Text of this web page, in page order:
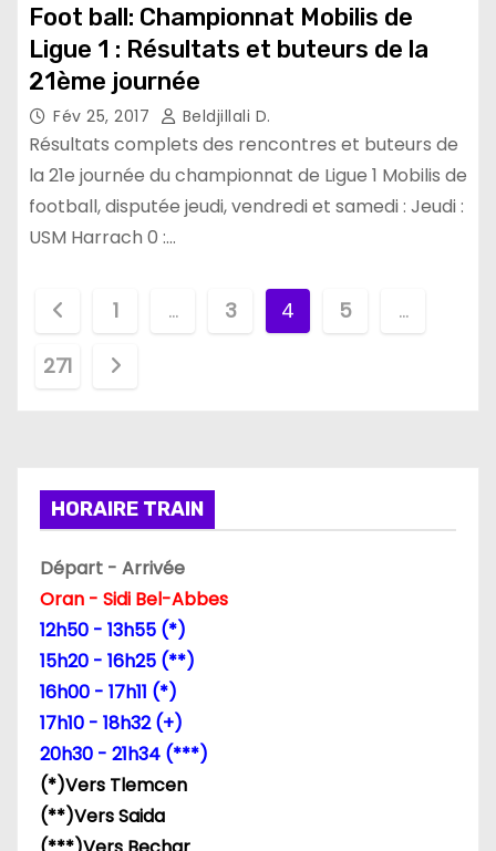
Foot ball: Championnat Mobilis de
Ligue 1 : Résultats et buteurs de la
21ème journée
Fév 25, 2017 Beldjillali D.
Résultats complets des rencontres et buteurs de
la 21e journée du championnat de Ligue 1 Mobilis de
football, disputée jeudi, vendredi et samedi : Jeudi :
USM Harrach 0 :…
a
g
n
a
t
o
n
d
e
1 … 3 4 5
…
271
HORAIRE TRAIN
Départ - Arrivée
Oran - Sidi Bel-Abbes
12h50 - 13h55 (*)
15h20 - 16h25 (**)
16h00 - 17h11 (*)
17h10 - 18h32 (+)
20h30 - 21h34 (***)
(*)Vers Tlemcen
(**)Vers Saida